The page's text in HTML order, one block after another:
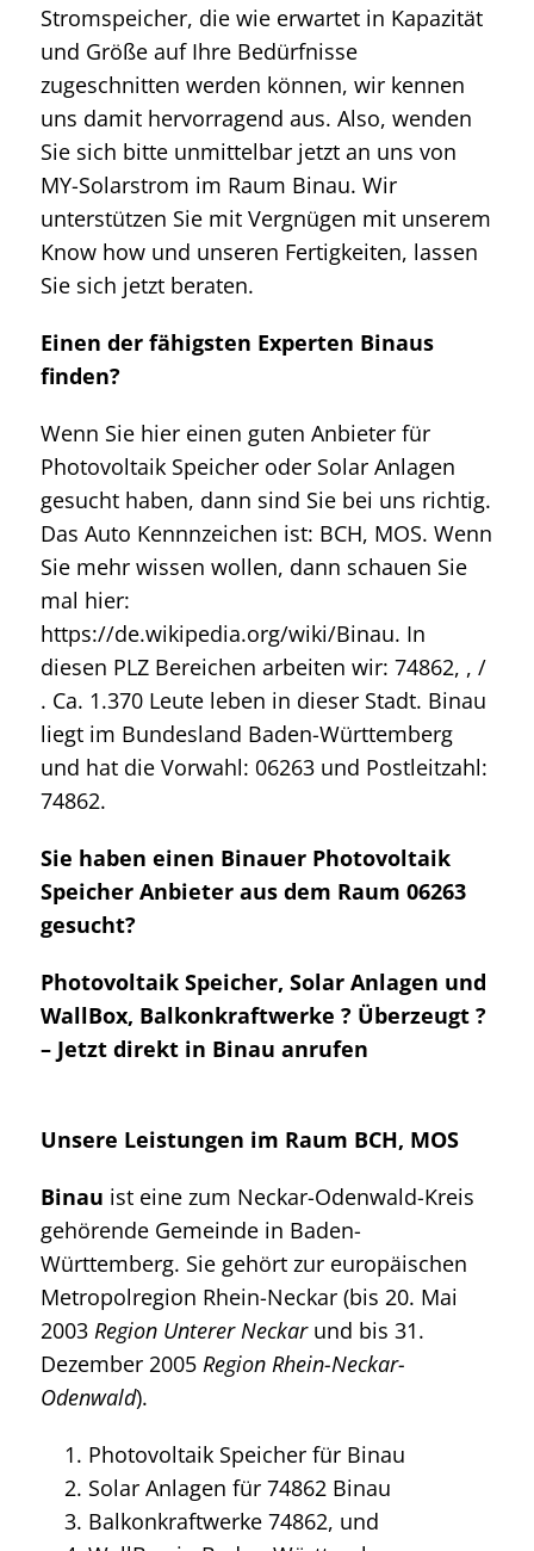
Stromspeicher, die wie erwartet in Kapazität
und Größe auf Ihre Bedürfnisse
zugeschnitten werden können, wir kennen
uns damit hervorragend aus. Also, wenden
Sie sich bitte unmittelbar jetzt an uns von
MY-Solarstrom im Raum Binau. Wir
unterstützen Sie mit Vergnügen mit unserem
Know how und unseren Fertigkeiten, lassen
Sie sich jetzt beraten.
Einen der fähigsten Experten Binaus
finden?
Wenn Sie hier einen guten Anbieter für
Photovoltaik Speicher oder Solar Anlagen
gesucht haben, dann sind Sie bei uns richtig.
Das Auto Kennnzeichen ist: BCH, MOS. Wenn
Sie mehr wissen wollen, dann schauen Sie
mal hier:
https://de.wikipedia.org/wiki/Binau. In
diesen PLZ Bereichen arbeiten wir: 74862, , /
. Ca. 1.370 Leute leben in dieser Stadt. Binau
liegt im Bundesland Baden-Württemberg
und hat die Vorwahl: 06263 und Postleitzahl:
74862.
Sie haben einen Binauer Photovoltaik
Speicher Anbieter aus dem Raum 06263
gesucht?
Photovoltaik Speicher, Solar Anlagen und
WallBox, Balkonkraftwerke ? Überzeugt ?
– Jetzt direkt in Binau anrufen
Unsere Leistungen im Raum BCH, MOS
Binau ist eine zum Neckar-Odenwald-Kreis
gehörende Gemeinde in Baden-
Württemberg. Sie gehört zur europäischen
Metropolregion Rhein-Neckar (bis 20. Mai
2003 Region Unterer Neckarund bis 31.
Dezember 2005 Region Rhein-Neckar-
Odenwald).
Photovoltaik Speicher für Binau
Solar Anlagen für 74862 Binau
Balkonkraftwerke 74862, und